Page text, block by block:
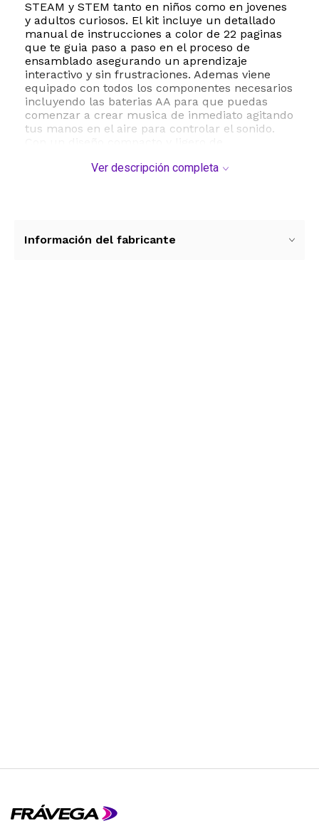
STEAM y STEM tanto en niños como en jovenes
y adultos curiosos. El kit incluye un detallado
manual de instrucciones a color de 22 paginas
que te guia paso a paso en el proceso de
ensamblado asegurando un aprendizaje
interactivo y sin frustraciones. Ademas viene
equipado con todos los componentes necesarios
incluyendo las baterias AA para que puedas
comenzar a crear musica de inmediato agitando
tus manos en el aire para controlar el sonido.
un peso de solo 200 gramos este kit es portatil y
vocacion cientifica.
Ver descripción completa
Información del fabricante